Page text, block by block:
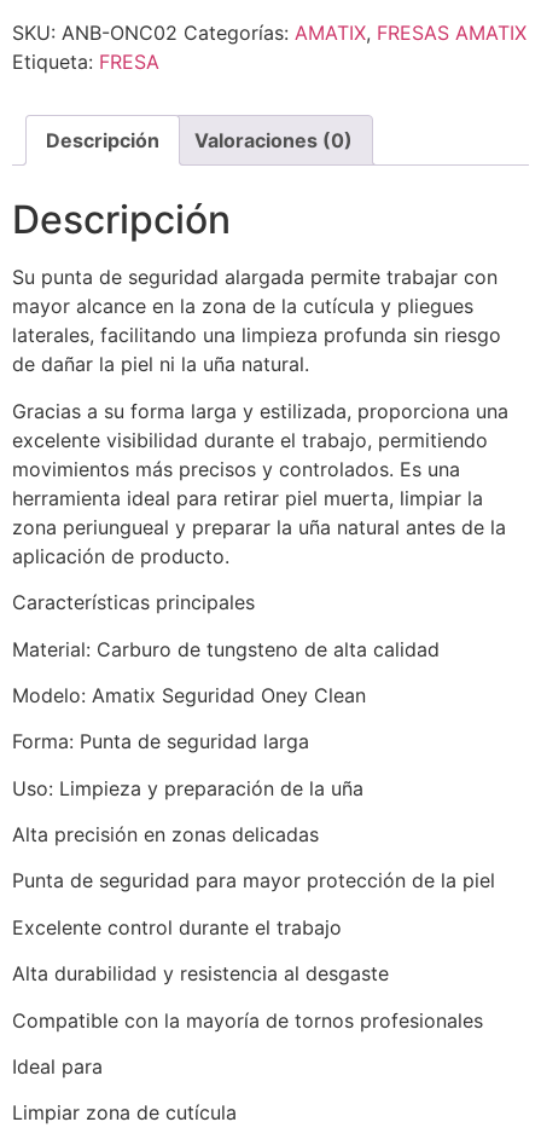
SKU: ANB-ONC02 Categorías: AMATIX, FRESAS AMATIX
Etiqueta: FRESA
Descripción Valoraciones (0)
Descripción
Su punta de seguridad alargada permite trabajar con
mayor alcance en la zona de la cutícula y pliegues
laterales, facilitando una limpieza profunda sin riesgo
de dañar la piel ni la uña natural.
Gracias a su forma larga y estilizada, proporciona una
excelente visibilidad durante el trabajo, permitiendo
movimientos más precisos y controlados. Es una
herramienta ideal para retirar piel muerta, limpiar la
zona periungueal y preparar la uña natural antes de la
aplicación de producto.
Características principales
Material: Carburo de tungsteno de alta calidad
Modelo: Amatix Seguridad Oney Clean
Forma: Punta de seguridad larga
Uso: Limpieza y preparación de la uña
Alta precisión en zonas delicadas
Punta de seguridad para mayor protección de la piel
Excelente control durante el trabajo
Alta durabilidad y resistencia al desgaste
Compatible con la mayoría de tornos profesionales
Ideal para
Limpiar zona de cutícula